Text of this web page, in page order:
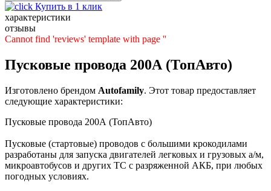
Купить в 1 клик
характеристики
отзывы
Cannot find 'reviews' template with page ''
Пусковые провода 200А (ТопАвто)
Изготовлено брендом Autofamily. Этот товар предоставляет
следующие характеристики:
Пусковые провода 200А (ТопАвто)
Пусковые (стартовые) проводов с большими крокодилами
разработаны для запуска двигателей легковых и грузовых а/м,
микроавтобусов и других ТС с разряженной АКБ, при любых
погодных условиях.